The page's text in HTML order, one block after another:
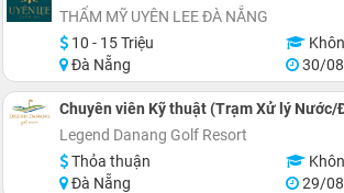
THẨM MỸ UYÊN LEE ĐÀ NẴNG
10 - 15 Triệu
Đà Nẵng
30/
Chuyên viên Kỹ thuật (Trạm Xử lý Nước/
Legend Danang Golf Resort
Thỏa thuận
Đà Nẵng
29/